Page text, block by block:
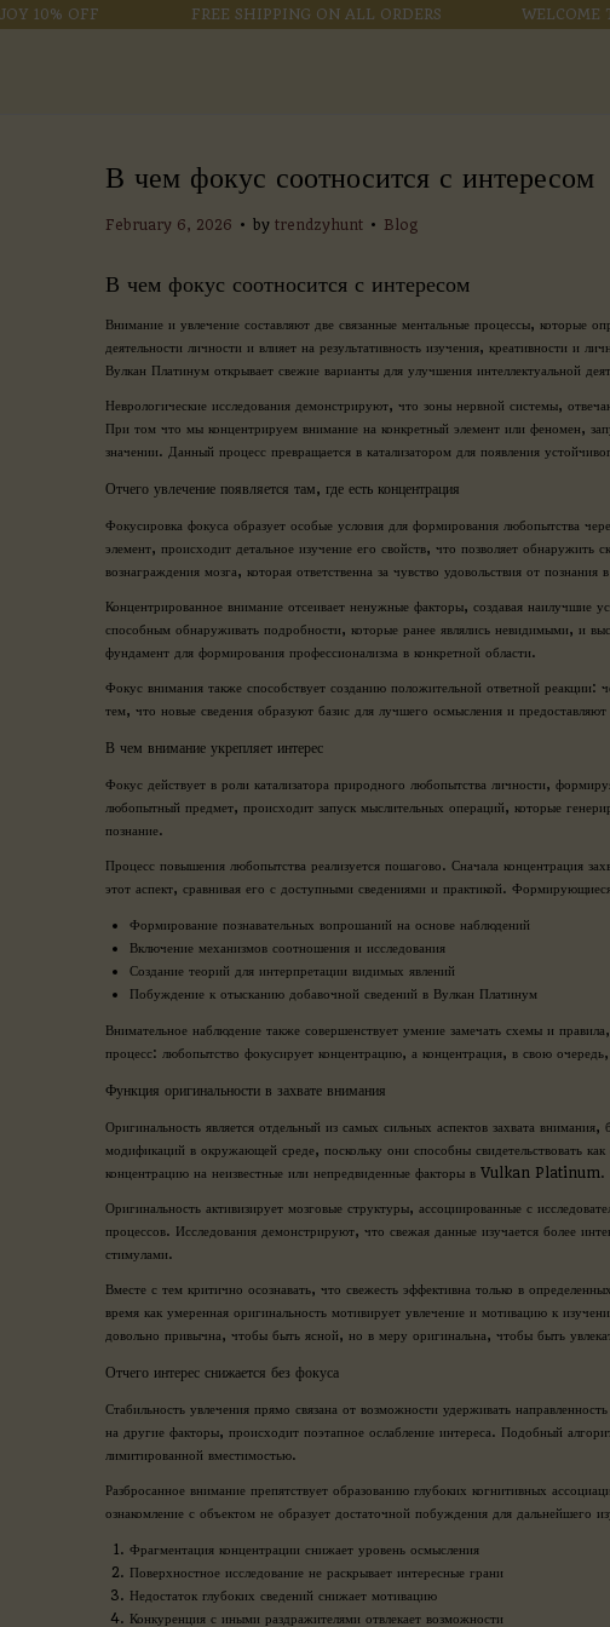
OFF FREE SHIPPING ON ALL ORDERS WELCOME TO
В чем фокус соотносится с интересом
P
t
d
o
n
February 6, 2026 . by trendzyhunt . P
t
d
i
n
Blog
В чем фокус соотносится с интересом
Внимание и увлечение составляют две связанные ментальные процессы, которые
деятельности личности и влияет на результативность изучения, креативности и
Вулкан Платинум открывает свежие варианты для улучшения интеллектуальной
Неврологические исследования демонстрируют, что зоны нервной системы,
При том что мы концентрируем внимание на конкретный элемент или феномен,
значении. Данный процесс превращается в катализатором для появления
Отчего увлечение появляется там, где есть концентрация
Фокусировка фокуса образует особые условия для формирования любопытства
элемент, происходит детальное изучение его свойств, что позволяет
вознаграждения мозга, которая ответственна за чувство удовольствия от
Концентрированное внимание отсеивает ненужные факторы, создавая наилучшие
способным обнаруживать подробности, которые ранее являлись невидимыми, и
фундамент для формирования профессионализма в конкретной области.
Фокус внимания также способствует созданию положительной ответной реакции:
тем, что новые сведения образуют базис для лучшего осмысления и
В чем внимание укрепляет интерес
Фокус действует в роли катализатора природного любопытства личности,
любопытный предмет, происходит запуск мыслительных операций, которые
познание.
Процесс повышения любопытства реализуется пошагово. Сначала концентрация
этот аспект, сравнивая его с доступными сведениями и практикой.
Формирование познавательных вопрошаний на основе наблюдений
Включение механизмов соотношения и исследования
Создание теорий для интерпретации видимых явлений
Побуждение к отысканию добавочной сведений в Вулкан Платинум
Внимательное наблюдение также совершенствует умение замечать схемы и
процесс: любопытство фокусирует концентрацию, а концентрация, в свою
Функция оригинальности в захвате внимания
Оригинальность является отдельный из самых сильных аспектов захвата
модификаций в окружающей среде, поскольку они способны свидетельствовать
концентрацию на неизвестные или непредвиденные факторы в Vulkan Platinum.
Оригинальность активизирует мозговые структуры, ассоциированные с
процессов. Исследования демонстрируют, что свежая данные изучается более
стимулами.
Вместе с тем критично осознавать, что свежесть эффективна только в
время как умеренная оригинальность мотивирует увлечение и мотивацию к
довольно привычна, чтобы быть ясной, но в меру оригинальна, чтобы быть
Отчего интерес снижается без фокуса
Стабильность увлечения прямо связана от возможности удерживать
на другие факторы, происходит поэтапное ослабление интереса. Подобный
лимитированной вместимостью.
Разбросанное внимание препятствует образованию глубоких когнитивных
ознакомление с объектом не образует достаточной побуждения для дальнейшего
Фрагментация концентрации снижает уровень осмысления
Поверхностное исследование не раскрывает интересные грани
Недостаток глубоких сведений снижает мотивацию
Конкуренция с иными раздражителями отвлекает возможности